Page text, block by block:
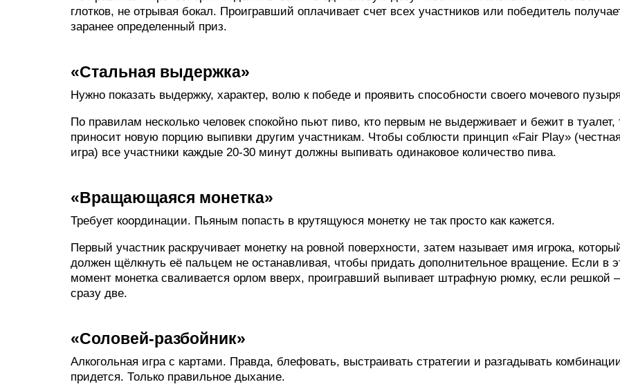
глотков, не отрывая бокал. Проигравший оплачивает счет всех участников или победитель
заранее определенный приз.
«Стальная выдержка»
Нужно показать выдержку, характер, волю к победе и проявить способности своего мочевого
По правилам несколько человек спокойно пьют пиво, кто первым не выдерживает и бежит в туалет,
приносит новую порцию выпивки другим участникам. Чтобы соблюсти принцип «Fair Play» (честная
игра) все участники каждые 20-30 минут должны выпивать одинаковое количество пива.
«Вращающаяся монетка»
Требует координации. Пьяным попасть в крутящуюся монетку не так просто как кажется.
Первый участник раскручивает монетку на ровной поверхности, затем называет имя игрока,
должен щёлкнуть её пальцем не останавливая, чтобы придать дополнительное вращение. Если в
момент монетка сваливается орлом вверх, проигравший выпивает штрафную рюмку, если решкой –
сразу две.
«Соловей-разбойник»
Алкогольная игра с картами. Правда, блефовать, выстраивать стратегии и разгадывать
придется. Только правильное дыхание.